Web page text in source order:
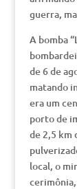
guerra,
A bomba
de 6 de
matando
era um
porto de
de 2,5 km
local, o